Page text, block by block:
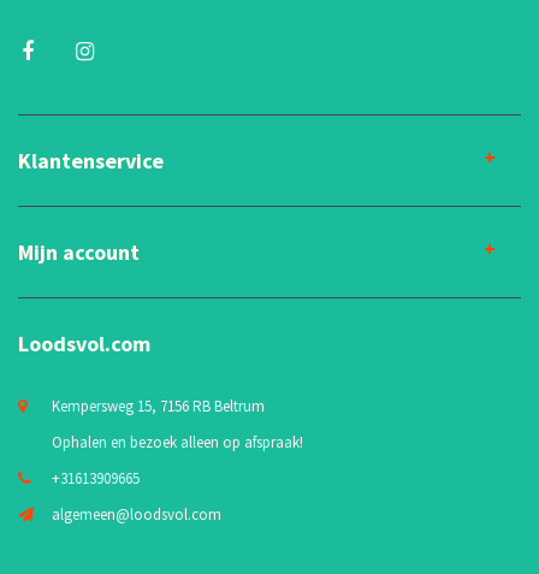
Klantenservice
Mijn account
Loodsvol.com
Kempersweg 15, 7156 RB Beltrum
Ophalen en bezoek alleen op afspraak!
+31613909665
algemeen@loodsvol.com